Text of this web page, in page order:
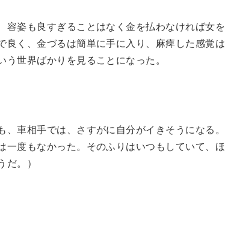
容姿も良すぎることはなく金を払わなければ女を
良く、金づるは簡単に手に入り、麻痺した感覚は
世界ばかりを見ることになった。
車相手では、さすがに自分がイきそうになる。
一度もなかった。そのふりはいつもしていて、ほ
。）